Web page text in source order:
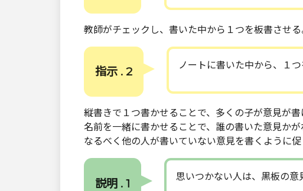
教師がチェックし、書いた中から１つを板書させる
指示 . 2 ノートに書いた中から、１つ
縦書きで１つ書かせることで、多くの子が意見が書
名前を一緒に書かせることで、誰の書いた意見かが
なるべく他の人が書いていない意見を書くように
説明 . 1 思いつかない人は、黒板の意